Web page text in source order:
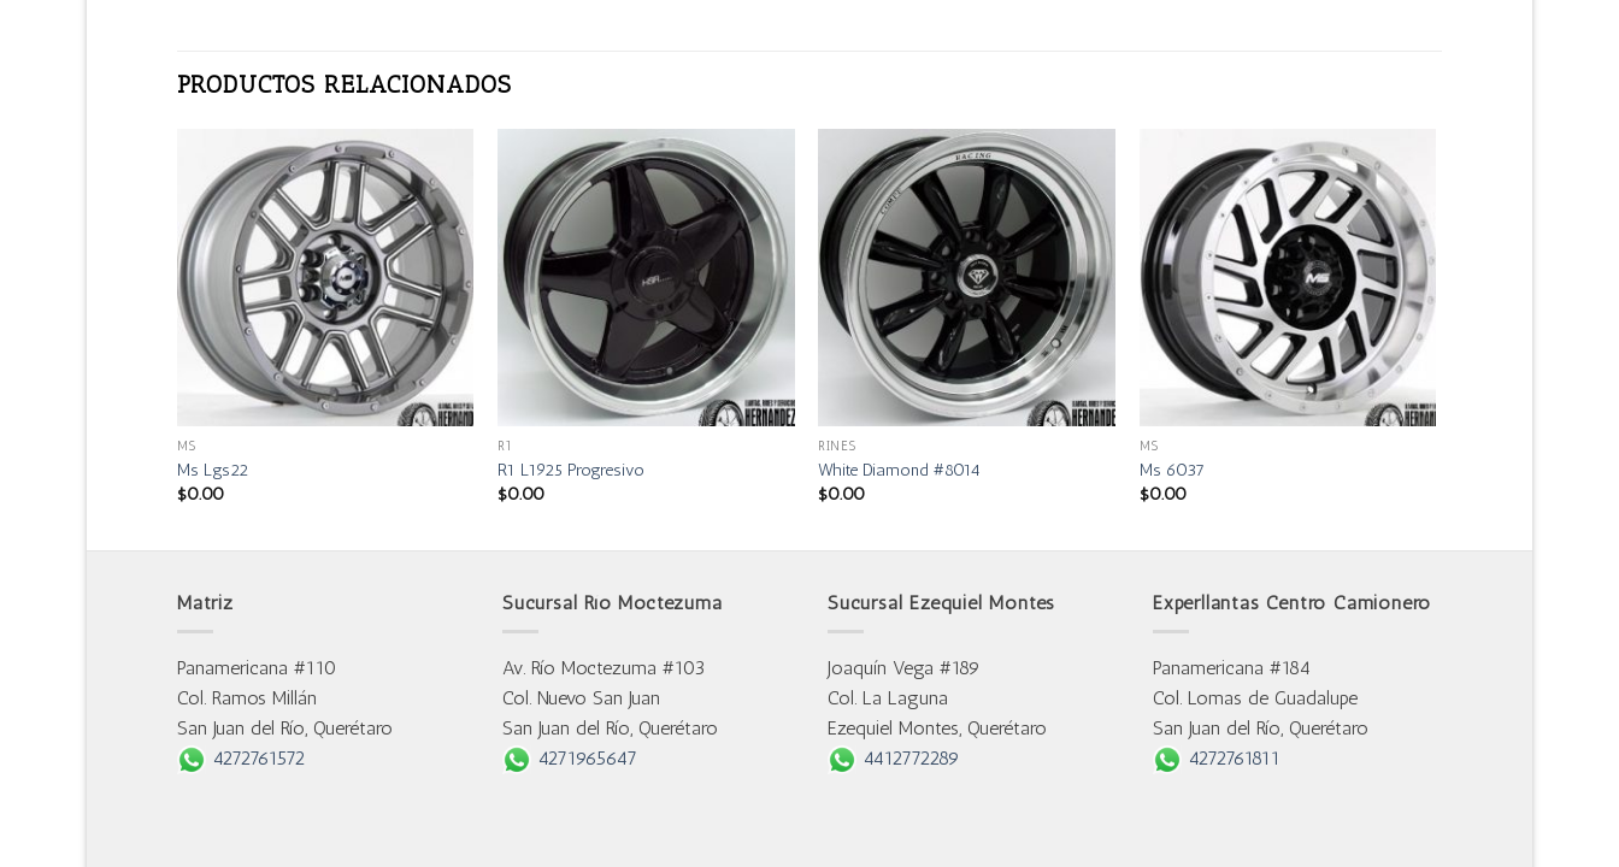
PRODUCTOS RELACIONADOS
MS
Ms Lgs22
$0.00
R1
R1 L1925 Progresivo
$0.00
RINES
White Diamond #8014
$0.00
MS
Ms 6037
$0.00
Matriz
Panamericana #110
Col. Ramos Millán
San Juan del Río, Querétaro
4272761572
Sucursal Río Moctezuma
Av. Río Moctezuma #103
Col. Nuevo San Juan
San Juan del Río, Querétaro
4271965647
Sucursal Ezequiel Montes
Joaquín Vega #189
Col. La Laguna
Ezequiel Montes, Querétaro
4412772289
Experllantas Centro Camionero
Panamericana #184
Col. Lomas de Guadalupe
San Juan del Río, Querétaro
4272761811